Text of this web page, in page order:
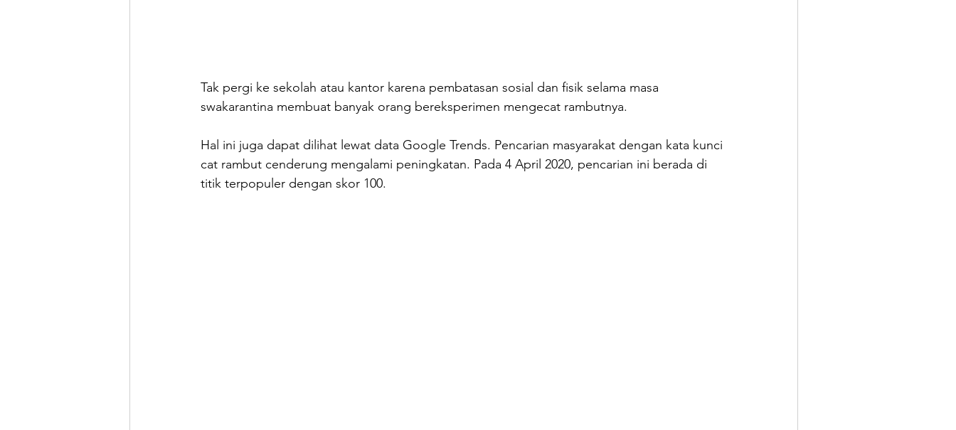
Tak pergi ke sekolah atau kantor karena pembatasan sosial dan fisik selama masa
swakarantina membuat banyak orang bereksperimen mengecat rambutnya.
Hal ini juga dapat dilihat lewat data Google Trends. Pencarian masyarakat dengan kata kunci
cat rambut cenderung mengalami peningkatan. Pada 4 April 2020, pencarian ini berada di
titik terpopuler dengan skor 100.